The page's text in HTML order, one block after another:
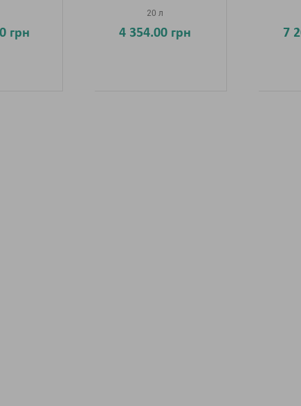
грн
20 л
4 354.00 грн 7